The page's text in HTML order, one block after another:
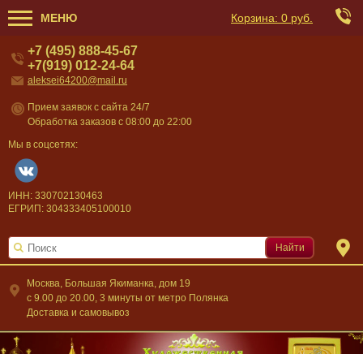
МЕНЮ Корзина: 0 руб.
Москва, Большая Якиманка, дом 19
c 9.00 до 20.00, 3 минуты от метро Полянка
Доставка и самовывоз
+7 (495) 888-45-67
+7(919) 012-24-64
aleksei64200@mail.ru
Прием заявок с сайта 24/7
Обработка заказов с 08:00 до 22:00
Мы в соцсетях:
ИНН: 330702130463
ЕГРИП: 304333405100010
Найти